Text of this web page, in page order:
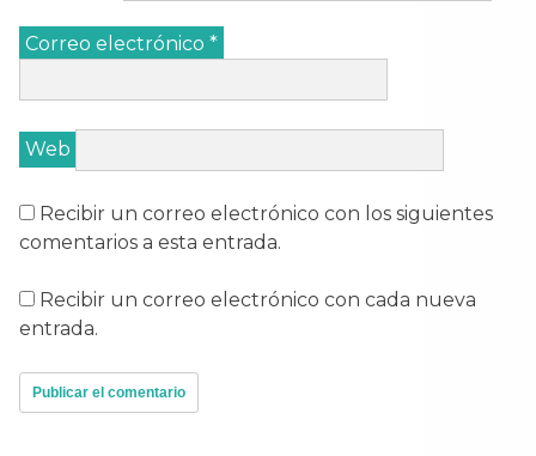
Correo electrónico *
Web
Recibir un correo electrónico con los siguientes
comentarios a esta entrada.
Recibir un correo electrónico con cada nueva
entrada.